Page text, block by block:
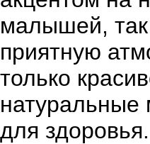
малышей, так
приятную
только
натуральные
для здоровья.